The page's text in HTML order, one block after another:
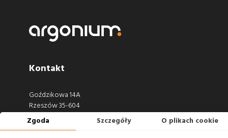
Kontakt
Goździkowa 14A
Rzeszów 35-604
660 722 441
Zgoda Szczegóły O plikach cookie